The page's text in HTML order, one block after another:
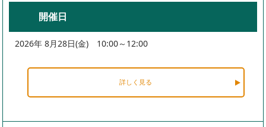
開催日
2026年 8月28日(金) 10:00～12:00
詳しく見る